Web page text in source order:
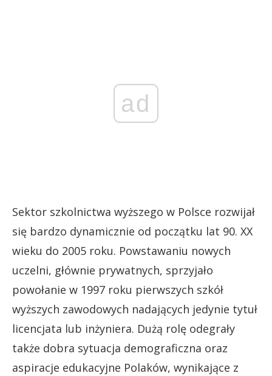
ad
Sektor szkolnictwa wyższego w Polsce rozwijał
się bardzo dynamicznie od początku lat 90. XX
wieku do 2005 roku. Powstawaniu nowych
uczelni, głównie prywatnych, sprzyjało
powołanie w 1997 roku pierwszych szkół
wyższych zawodowych nadających jedynie tytuł
licencjata lub inżyniera. Dużą rolę odegrały
także dobra sytuacja demograficzna oraz
aspiracje edukacyjne Polaków, wynikające z